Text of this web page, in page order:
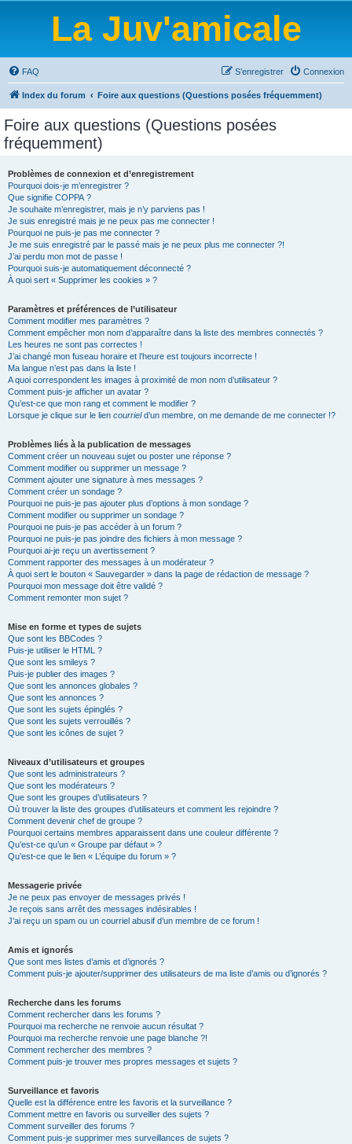
La Juv'amicale
FAQ Connexion
S’enregistrer
Index du forum Foire aux questions (Questions posées fréquemment)
Foire aux questions (Questions posées
fréquemment)
Problèmes de connexion et d’enregistrement
Pourquoi dois-je m’enregistrer ?
Que signifie COPPA ?
Je souhaite m’enregistrer, mais je n’y parviens pas !
Je suis enregistré mais je ne peux pas me connecter !
Pourquoi ne puis-je pas me connecter ?
Je me suis enregistré par le passé mais je ne peux plus me connecter ?!
J’ai perdu mon mot de passe !
Pourquoi suis-je automatiquement déconnecté ?
À quoi sert « Supprimer les cookies » ?
Paramètres et préférences de l’utilisateur
Comment modifier mes paramètres ?
Comment empêcher mon nom d’apparaître dans la liste des membres connectés ?
Les heures ne sont pas correctes !
J’ai changé mon fuseau horaire et l’heure est toujours incorrecte !
Ma langue n’est pas dans la liste !
A quoi correspondent les images à proximité de mon nom d’utilisateur ?
Comment puis-je afficher un avatar ?
Qu’est-ce que mon rang et comment le modifier ?
Lorsque je clique sur le lien courrield’un membre, on me demande de me connecter !?
Problèmes liés à la publication de messages
Comment créer un nouveau sujet ou poster une réponse ?
Comment modifier ou supprimer un message ?
Comment ajouter une signature à mes messages ?
Comment créer un sondage ?
Pourquoi ne puis-je pas ajouter plus d’options à mon sondage ?
Comment modifier ou supprimer un sondage ?
Pourquoi ne puis-je pas accéder à un forum ?
Pourquoi ne puis-je pas joindre des fichiers à mon message ?
Pourquoi ai-je reçu un avertissement ?
Comment rapporter des messages à un modérateur ?
À quoi sert le bouton « Sauvegarder » dans la page de rédaction de message ?
Pourquoi mon message doit être validé ?
Comment remonter mon sujet ?
Mise en forme et types de sujets
Que sont les BBCodes ?
Puis-je utiliser le HTML ?
Que sont les smileys ?
Puis-je publier des images ?
Que sont les annonces globales ?
Que sont les annonces ?
Que sont les sujets épinglés ?
Que sont les sujets verrouillés ?
Que sont les icônes de sujet ?
Niveaux d’utilisateurs et groupes
Que sont les administrateurs ?
Que sont les modérateurs ?
Que sont les groupes d’utilisateurs ?
Où trouver la liste des groupes d’utilisateurs et comment les rejoindre ?
Comment devenir chef de groupe ?
Pourquoi certains membres apparaissent dans une couleur différente ?
Qu’est-ce qu’un « Groupe par défaut » ?
Qu’est-ce que le lien « L’équipe du forum » ?
Messagerie privée
Je ne peux pas envoyer de messages privés !
Je reçois sans arrêt des messages indésirables !
J’ai reçu un spam ou un courriel abusif d’un membre de ce forum !
Amis et ignorés
Que sont mes listes d’amis et d’ignorés ?
Comment puis-je ajouter/supprimer des utilisateurs de ma liste d’amis ou d’ignorés ?
Recherche dans les forums
Comment rechercher dans les forums ?
Pourquoi ma recherche ne renvoie aucun résultat ?
Pourquoi ma recherche renvoie une page blanche ?!
Comment rechercher des membres ?
Comment puis-je trouver mes propres messages et sujets ?
Surveillance et favoris
Quelle est la différence entre les favoris et la surveillance ?
Comment mettre en favoris ou surveiller des sujets ?
Comment surveiller des forums ?
Comment puis-je supprimer mes surveillances de sujets ?